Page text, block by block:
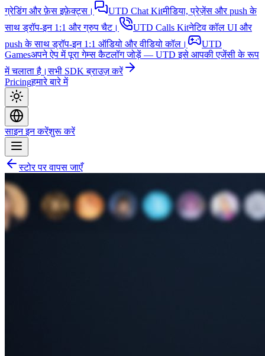
ग्रेडिंग और फ़ेस इफ़ेक्ट्स।
UTD Chat Kitमीडिया, प्रेज़ेंस और push के
साथ ड्रॉप-इन 1:1 और ग्रुप चैट।
UTD Calls Kitनेटिव कॉल UI और
push के साथ ड्रॉप-इन 1:1 ऑडियो और वीडियो कॉल।
UTD
Gamesअपने ऐप में पूरा गेम्स कैटलॉग जोड़ें — UTD इसे आपकी एजेंसी के रूप
में चलाता है।सभी SDK ब्राउज़ करें
Pricingहमारे बारे में
साइन इन करेंशुरू करें
स्टोर पर वापस जाएँ